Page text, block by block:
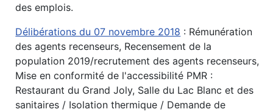
des emplois.
Délibérations du 07 novembre 2018 : Rémunération
des agents recenseurs, Recensement de la
population 2019/recrutement des agents recenseurs,
Mise en conformité de l'accessibilité PMR :
Restaurant du Grand Joly, Salle du Lac Blanc et des
sanitaires / Isolation thermique / Demande de